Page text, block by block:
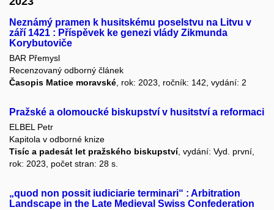
Neznámý pramen k husitskému poselstvu na Litvu v
září 1421 : Příspěvek ke genezi vlády Zikmunda
Korybutoviče
BAR Přemysl
Recenzovaný odborný článek
Časopis Matice moravské , rok: 2023, ročník: 142, vydání: 2
Pražské a olomoucké biskupství v husitství a reformaci
ELBEL Petr
Kapitola v odborné knize
Tisíc a padesát let pražského biskupství, vydání: Vyd. první,
rok: 2023, počet stran: 28 s.
„quod non possit iudiciarie terminari“ : Arbitration
Landscape in the Late Medieval Swiss Confederation